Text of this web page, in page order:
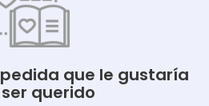
que le gustaría
querido